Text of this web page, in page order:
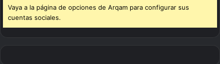
Vaya a la página de opciones de Arqam para configurar sus
cuentas sociales.